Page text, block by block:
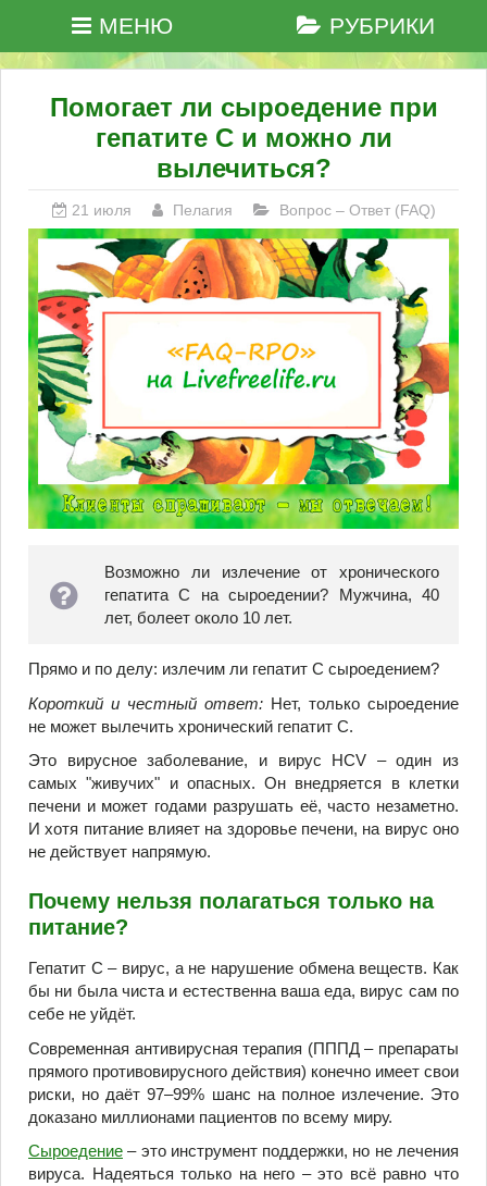
МЕНЮ РУБРИКИ
Помогает ли сыроедение при
гепатите С и можно ли
вылечиться?
21 июля Пелагия Вопрос – Ответ (FAQ)
Возможно ли излечение от хронического
гепатита С на сыроедении? Мужчина, 40
лет, болеет около 10 лет.
Прямо и по делу: излечим ли гепатит С сыроедением?
Короткий и честный ответ: Нет, только сыроедение
не может вылечить хронический гепатит С.
Это вирусное заболевание, и вирус HCV – один из
самых "живучих" и опасных. Он внедряется в клетки
печени и может годами разрушать её, часто незаметно.
И хотя питание влияет на здоровье печени, на вирус оно
не действует напрямую.
Почему нельзя полагаться только на
питание?
Гепатит С – вирус, а не нарушение обмена веществ. Как
бы ни была чиста и естественна ваша еда, вирус сам по
себе не уйдёт.
Современная антивирусная терапия (ПППД – препараты
прямого противовирусного действия) конечно имеет свои
риски, но даёт 97–99% шанс на полное излечение. Это
доказано миллионами пациентов по всему миру.
Сыроедение – это инструмент поддержки, но не лечения
вируса. Надеяться только на него – это всё равно что